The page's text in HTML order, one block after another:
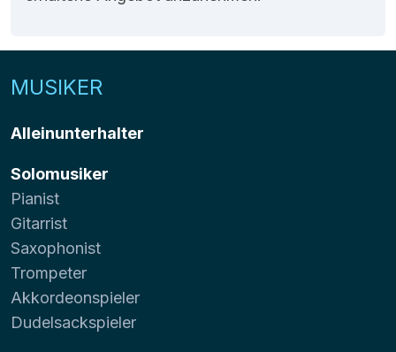
MUSIKER
Alleinunterhalter
Solomusiker
Pianist
Gitarrist
Saxophonist
Trompeter
Akkordeonspieler
Dudelsackspieler